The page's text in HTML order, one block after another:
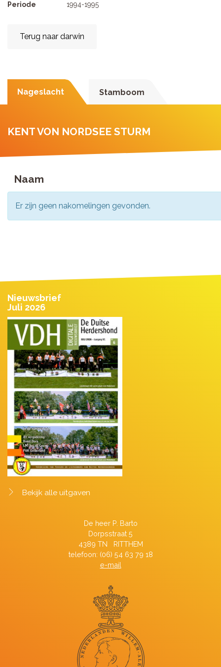
Periode
1994-1995
Terug naar darwin
Nageslacht Stamboom
KENT VON NORDSEE STURM
Naam
Er zijn geen nakomelingen gevonden.
Nieuwsbrief
Juli 2026
Bekijk alle uitgaven
De heer P. Barto
Dorpsstraat 5
4389 TN RITTHEM
telefoon: (06) 54 63 79 18
e-mail